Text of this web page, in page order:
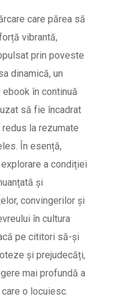
care părea să
vibrantă,
prin poveste
dinamică, un
în continuă
să fie încadrat
la rezumate
În esență,
a condiției
și
convingerilor și
în cultura
pe cititori să-și
și prejudecăți,
mai profundă a
o locuiesc.